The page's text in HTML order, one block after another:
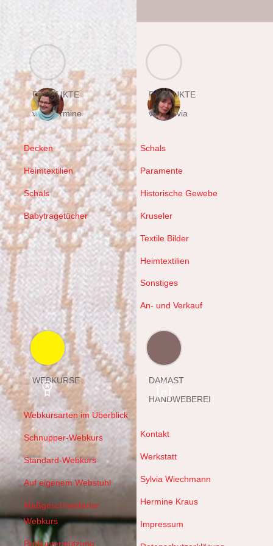
PRODUKTE
von Hermine
Decken
Heimtextilien
Schals
Babytragetücher
PRODUKTE
von Sylvia
Schals
Paramente
Historische Gewebe
Kruseler
Textile Bilder
Heimtextilien
Sonstiges
An- und Verkauf
WEBKURSE
Webkursarten im Überblick
Schnupper-Webkurs
Standard-Webkurs
Auf eigenem Webstuhl
Maßgeschneiderter
Webkurs
Profiunterstützung
DAMAST
HANDWEBEREI
Kontakt
Werkstatt
Sylvia Wiechmann
Hermine Kraus
Impressum